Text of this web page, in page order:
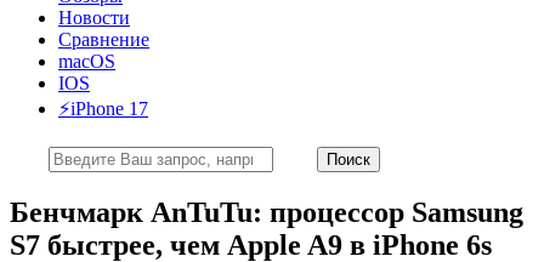
Новости
Сравнение
macOS
IOS
⚡️iPhone 17
Бенчмарк AnTuTu: процессор Samsung
S7 быстрее, чем Apple A9 в iPhone 6s